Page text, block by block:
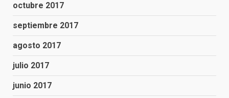
octubre 2017
septiembre 2017
agosto 2017
julio 2017
junio 2017